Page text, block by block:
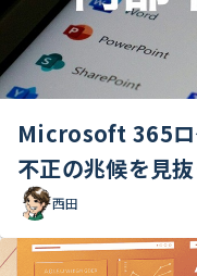
Microsoft 365ロ
不正の兆候を見
西田